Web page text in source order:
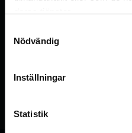
Nödvändig
Inställningar
Statistik
Svängvinkeln är 270°